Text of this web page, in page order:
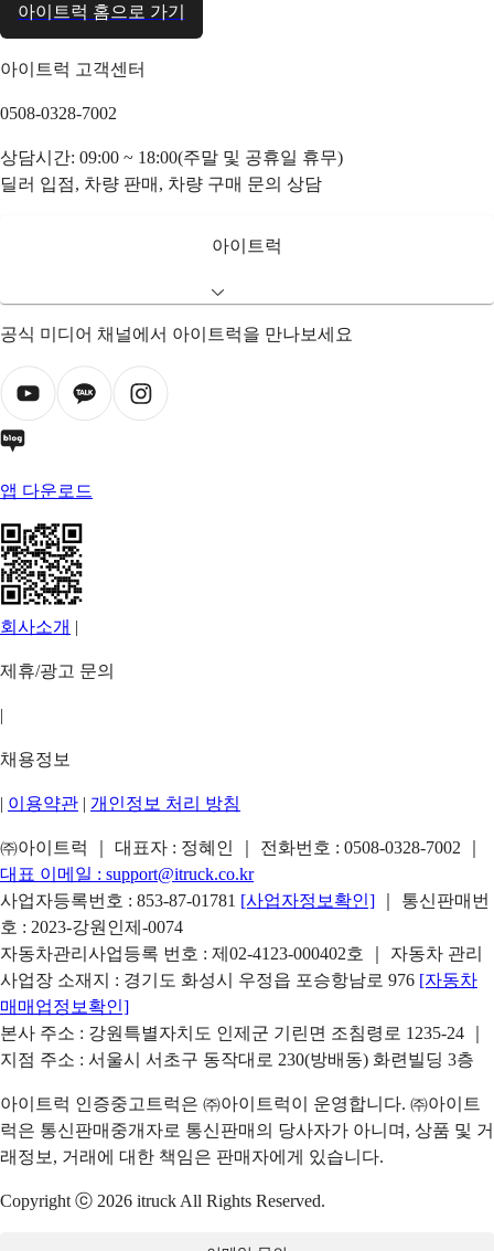
아이트럭 홈으로 가기
아이트럭 고객센터
0508-0328-7002
상담시간: 09:00 ~ 18:00(주말 및 공휴일 휴무)
딜러 입점, 차량 판매, 차량 구매 문의 상담
아이트럭
공식 미디어 채널에서 아이트럭을 만나보세요
앱 다운로드
회사소개 |
제휴/광고 문의
|
채용정보
| 이용약관 | 개인정보 처리 방침
㈜아이트럭 ｜ 대표자 : 정혜인 ｜ 전화번호 : 0508-0328-7002
대표 이메일 : support@itruck.co.kr
사업자등록번호 : 853-87-01781 [사업자정보확인]
｜ 통신판매번
호 : 2023-강원인제-0074
자동차관리사업등록 번호 : 제02-4123-000402호 ｜ 자동차 관리
사업장 소재지 : 경기도 화성시 우정읍 포승항남로 976 [자동차
매매업정보확인]
본사 주소 : 강원특별자치도 인제군 기린면 조침령로 1235-24 ｜
지점 주소 : 서울시 서초구 동작대로 230(방배동) 화련빌딩 3층
아이트럭 인증중고트럭은 ㈜아이트럭이 운영합니다. ㈜아이트
럭은 통신판매중개자로 통신판매의 당사자가 아니며, 상품 및 거
래정보, 거래에 대한 책임은 판매자에게 있습니다.
Copyright ⓒ 2026 itruck All Rights Reserved.